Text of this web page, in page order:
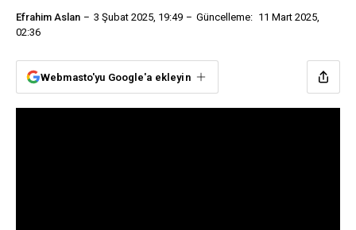
Efrahim Aslan 3 Şubat 2025, 19:49 Güncelleme: 11 Mart 2025,
02:36
Webmasto'yu Google'a ekleyin